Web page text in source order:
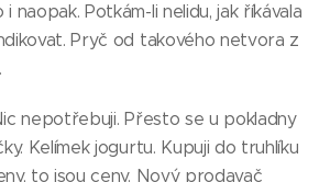
naopak. Potkám-li nelidu, jak říkávala
Pryč od takového netvora z
nepotřebuji. Přesto se u pokladny
Kelímek jogurtu. Kupuji do truhlíku
to jsou ceny. Nový prodavač